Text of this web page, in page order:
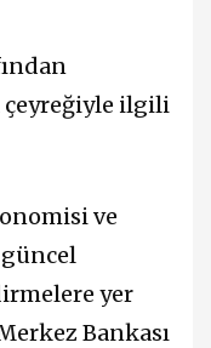
çeyreğiyle ilgili
ve
yer
Bankası